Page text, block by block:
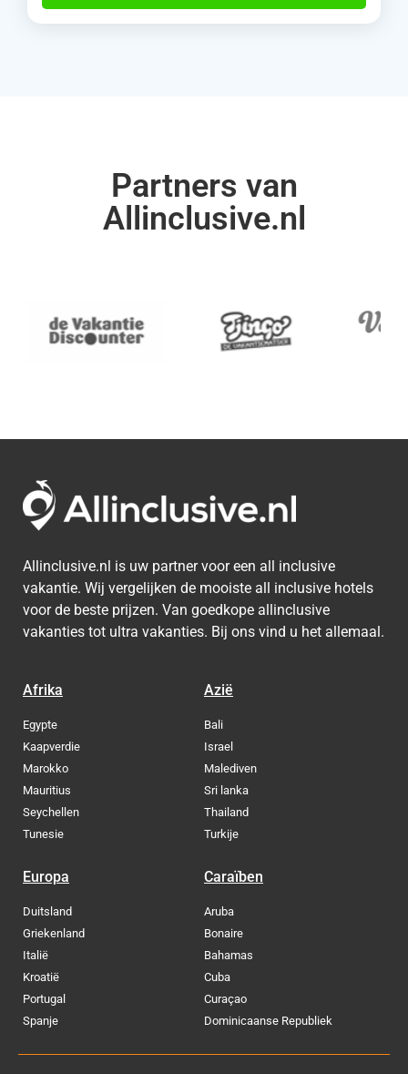
Partners van
Allinclusive.nl
Allinclusive.nl is uw partner voor een all inclusive
vakantie. Wij vergelijken de mooiste all inclusive hotels
voor de beste prijzen. Van goedkope allinclusive
vakanties tot ultra vakanties. Bij ons vind u het allemaal.
Afrika
Egypte
Kaapverdie
Marokko
Mauritius
Seychellen
Tunesie
Azië
Bali
Israel
Malediven
Sri lanka
Thailand
Turkije
Europa
Duitsland
Griekenland
Italië
Kroatië
Portugal
Spanje
Caraïben
Aruba
Bonaire
Bahamas
Cuba
Curaçao
Dominicaanse Republiek